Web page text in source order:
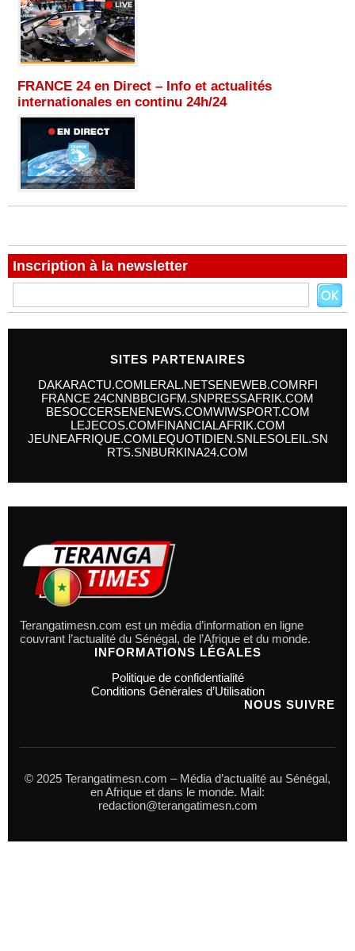
FRANCE 24 en Direct – Info et actualités
internationales en continu 24h/24
Inscription à la newsletter
SITES PARTENAIRES
DAKARACTU.COMLERAL.NETSENEWEB.COMRFI
FRANCE 24CNNBBCIGFM.SNPRESSAFRIK.COM
BESOCCERSENENEWS.COMWIWSPORT.COM
LEJECOS.COMFINANCIALAFRIK.COM
JEUNEAFRIQUE.COMLEQUOTIDIEN.SNLESOLEIL.SN
RTS.SNBURKINA24.COM
Terangatimesn.com est un média d’information en ligne
couvrant l’actualité du Sénégal, de l’Afrique et du monde.
INFORMATIONS LÉGALES
Politique de confidentialité
Conditions Générales d’Utilisation
NOUS SUIVRE
© 2025 Terangatimesn.com – Média d’actualité au Sénégal,
en Afrique et dans le monde. Mail:
redaction@terangatimesn.com